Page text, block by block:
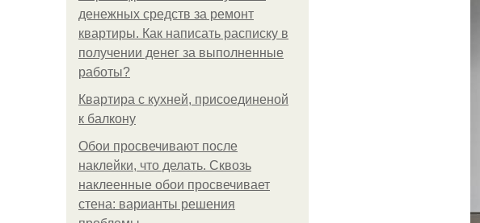
денежных средств за ремонт
квартиры. Как написать расписку в
получении денег за выполненные
работы?
Квартира с кухней, присоединеной
к балкону
Обои просвечивают после
наклейки, что делать. Сквозь
наклеенные обои просвечивает
стена: варианты решения